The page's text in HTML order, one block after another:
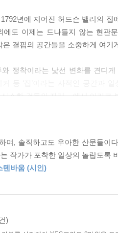
협하는 방식에 대해 나름대로
침대는 없어도 된다. 소박한 나
로 충분하다. 당신이 바라는 것이
년에 지어진 허드슨 밸리의
에도 이제는 드나들지 않는 현관
은 결핍의 공간들을 소중하게 여기
와 정착이라는 낯선 변화를 견디
소한 것들의 자리』에서 아키코
낡고 사소한 것들이야말로 우리
양한 방식을 통해 우리에게 생동
인가. 겨울날 한기가 드는 창가에
화덕으로, 판자로 화구를 막아 쓸
한 기억 틈새에
며, 솔직하고도 우아한 산문들이
작가가 포착한 일상의 놀랍도록
텐바움 (시인)
)